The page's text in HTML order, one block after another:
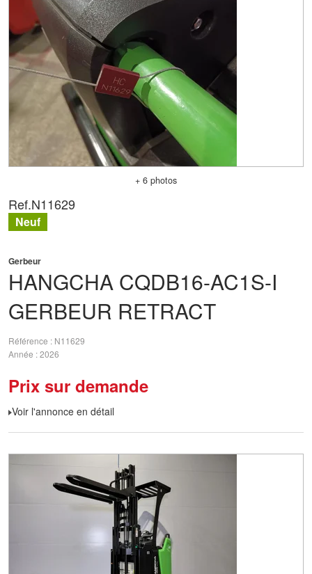
+ 6 photos
HANGCHA CQDB16-AC1S-I
GERBEUR RETRACT
Gerbeur
Référence
N11629
Année 2026
Prix sur demande
Voir l'annonce en détail
Ref.N11629
Neuf